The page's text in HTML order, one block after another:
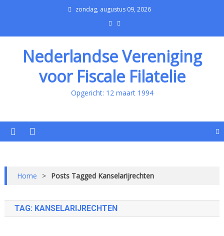
zondag, augustus 09, 2026
Nederlandse Vereniging
voor Fiscale Filatelie
Opgericht: 12 maart 1994
Home > Posts Tagged Kanselarijrechten
TAG: KANSELARIJRECHTEN